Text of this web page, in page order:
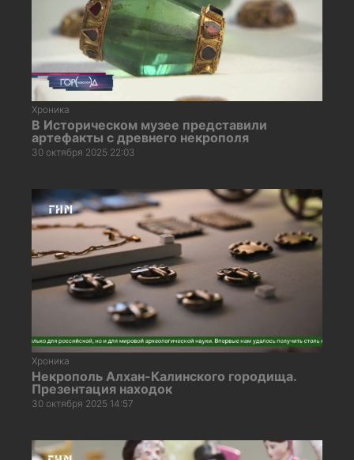
Хроника
В Историческом музее представили
артефакты с древнего некрополя
30 октября 2025 22:03
Хроника
Некрополь Алхан-Калинского городища.
Презентация находок
30 октября 2025 14:57